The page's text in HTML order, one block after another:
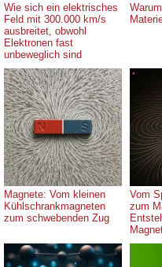
Wie sich ein elektrisches
Feld mit 300.000 km/s
ausbreitet, obwohl
Elektronen fast
unbeweglich sind
Magnete: Vom kleinen
Kühlschrankmagneten
zum schwebenden Zug
Vom
zum